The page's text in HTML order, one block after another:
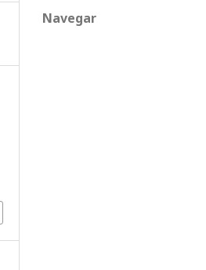
Navegar